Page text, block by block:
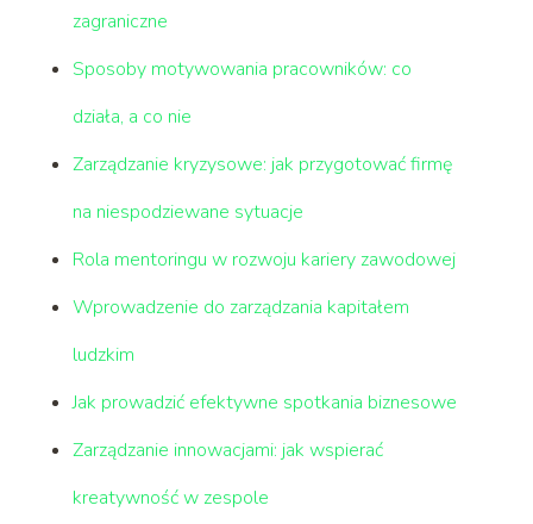
zagraniczne
Sposoby motywowania pracowników: co
działa, a co nie
Zarządzanie kryzysowe: jak przygotować firmę
na niespodziewane sytuacje
Rola mentoringu w rozwoju kariery zawodowej
Wprowadzenie do zarządzania kapitałem
ludzkim
Jak prowadzić efektywne spotkania biznesowe
Zarządzanie innowacjami: jak wspierać
kreatywność w zespole